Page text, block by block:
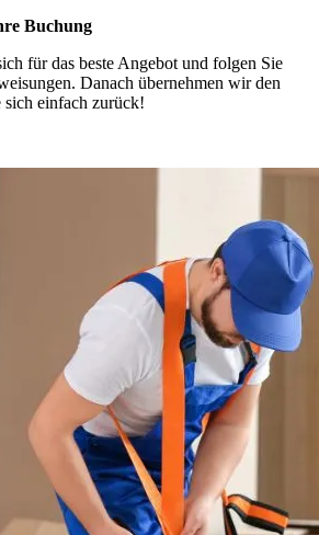
Buchung
für das beste Angebot und folgen Sie
Danach übernehmen wir den
sich einfach zurück!